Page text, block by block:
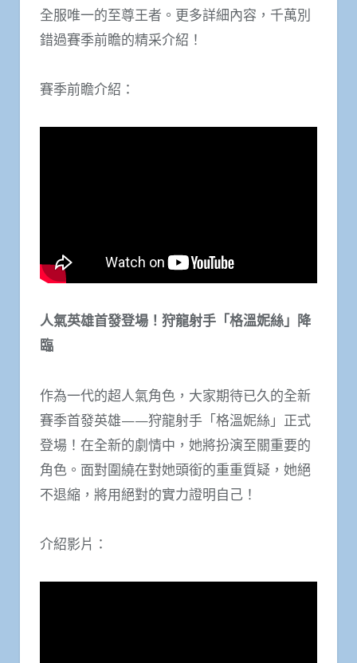
全服唯一的至尊王者。更多詳細內容，千萬別
錯過賽季前瞻的精采介紹！
賽季前瞻介紹：
人氣英雄首發登場！狩龍射手「格溫妮絲」降
臨
作為一代的超人氣角色，大家期待已久的全新
賽季首發英雄——狩龍射手「格溫妮絲」正式
登場！在全新的劇情中，她將扮演至關重要的
角色。面對圍繞在對她頭銜的重重質疑，她絕
不退縮，將用絕對的實力證明自己！
介紹影片：